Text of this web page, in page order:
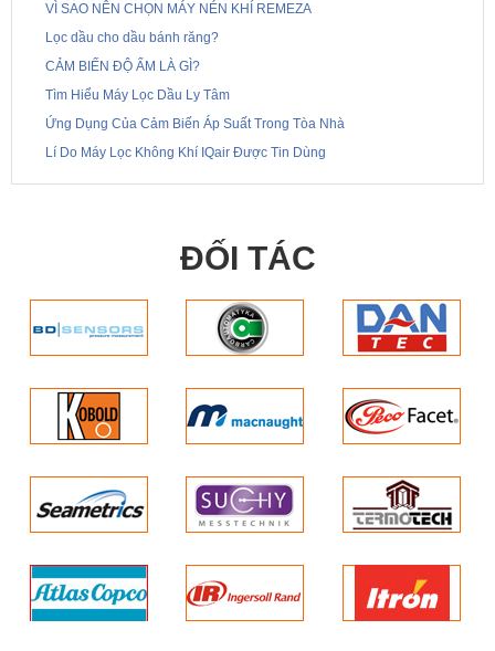
VÌ SAO NÊN CHỌN MÁY NÉN KHÍ REMEZA
Lọc dầu cho dầu bánh răng?
CẢM BIẾN ĐỘ ẨM LÀ GÌ?
Tìm Hiểu Máy Lọc Dầu Ly Tâm
Ứng Dụng Của Cảm Biến Áp Suất Trong Tòa Nhà
Lí Do Máy Lọc Không Khí IQair Được Tin Dùng
ĐỐI TÁC